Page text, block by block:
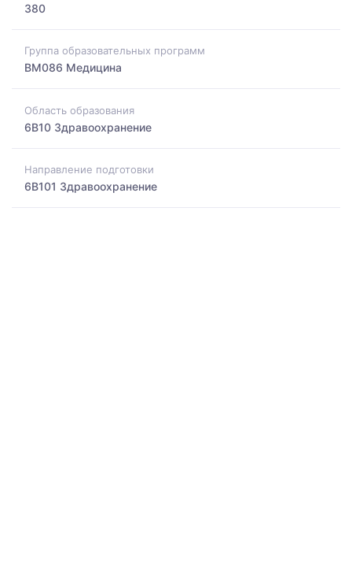
380
Группа образовательных программ
BM086 Медицина
Область образования
6B10 Здравоохранение
Направление подготовки
6B101 Здравоохранение